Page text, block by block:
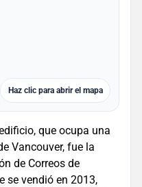
Haz clic para abrir el mapa
que ocupa una
Vancouver, fue la
de Correos de
se vendió en 2013,